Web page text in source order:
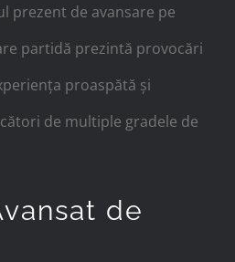
prezent de avansare pe
partidă prezintă provocări
proaspătă și
de multiple gradele de
de